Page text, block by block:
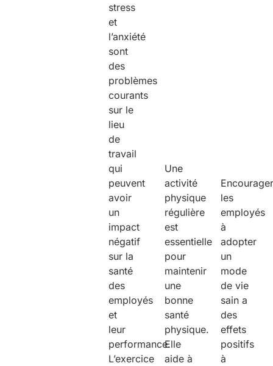
stress
et
l’anxiété
sont
des
problèmes
courants
sur le
lieu
de
travail
qui
peuvent
avoir
un
impact
négatif
sur la
santé
des
employés
et
leur
performance.
L’exercice
Une
activité
physique
régulière
est
essentielle
pour
maintenir
une
bonne
santé
physique.
Elle
aide à
Encourager
les
employés
à
adopter
un
mode
de vie
sain a
des
effets
positifs
à